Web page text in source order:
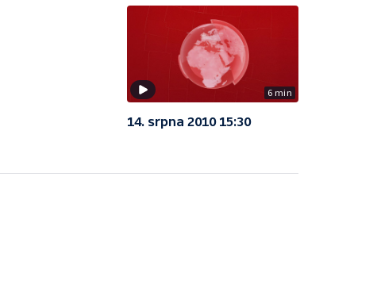
6 min
14. srpna 2010 15:30